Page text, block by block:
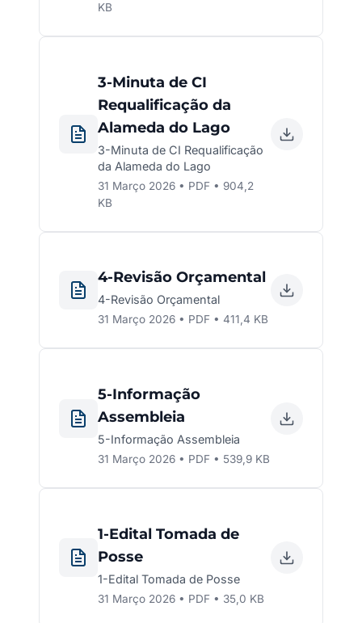
KB
3-Minuta de CI
Requalificação da
Alameda do Lago
3-Minuta de CI Requalificação
da Alameda do Lago
31 Março 2026 • PDF • 904,2
KB
4-Revisão Orçamental
4-Revisão Orçamental
31 Março 2026 • PDF • 411,4 KB
5-Informação
Assembleia
5-Informação Assembleia
31 Março 2026 • PDF • 539,9 KB
1-Edital Tomada de
Posse
1-Edital Tomada de Posse
31 Março 2026 • PDF • 35,0 KB